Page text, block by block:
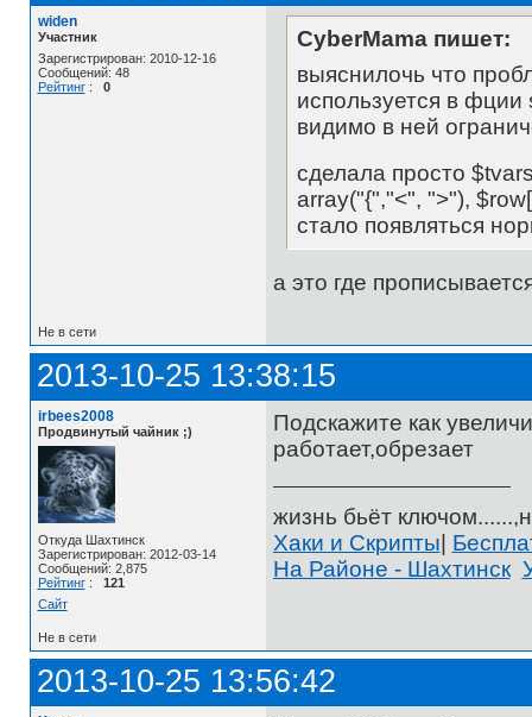
widen
Участник
Зарегистрирован: 2010-12-16
Сообщений: 48
Рейтинг: 0
CyberMama пишет:
выяснилочь что
используется в фции
видимо в ней
сделала просто
array("{","<", ">"),
стало появляться
а это где
Не в сети
2013-10-25 13:38:15
irbees2008
Продвинутый чайник ;)
Откуда Шахтинск
Зарегистрирован: 2012-03-14
Сообщений: 2,875
Рейтинг: 121
Сайт
Подскажите как
работает,обрезает
жизнь бьёт
Хаки и Скрипты|
На Районе - Шахтинск
Не в сети
2013-10-25 13:56:42